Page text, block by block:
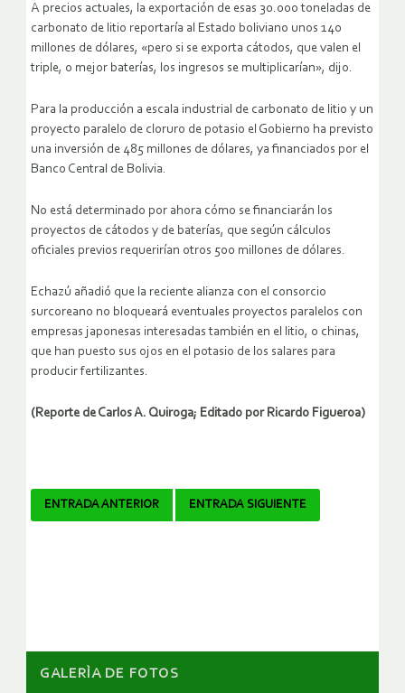
A precios actuales, la exportación de esas 30.000 toneladas de
carbonato de litio reportaría al Estado boliviano unos 140
millones de dólares, «pero si se exporta cátodos, que valen el
triple, o mejor baterías, los ingresos se multiplicarían», dijo.
Para la producción a escala industrial de carbonato de litio y un
proyecto paralelo de cloruro de potasio el Gobierno ha previsto
una inversión de 485 millones de dólares, ya financiados por el
Banco Central de Bolivia.
No está determinado por ahora cómo se financiarán los
proyectos de cátodos y de baterías, que según cálculos
oficiales previos requerirían otros 500 millones de dólares.
Echazú añadió que la reciente alianza con el consorcio
surcoreano no bloqueará eventuales proyectos paralelos con
empresas japonesas interesadas también en el litio, o chinas,
que han puesto sus ojos en el potasio de los salares para
producir fertilizantes.
(Reporte de Carlos A. Quiroga; Editado por Ricardo Figueroa)
Navegador
ENTRADA ANTERIOR ENTRADA SIGUIENTE
GALERÌA DE FOTOS